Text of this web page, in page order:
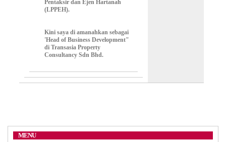
Pentaksir dan Ejen Hartanah
(LPPEH).
Kini saya di amanahkan sebagai
'Head of Business Development"
di Transasia Property
Consultancy Sdn Bhd.
MENU